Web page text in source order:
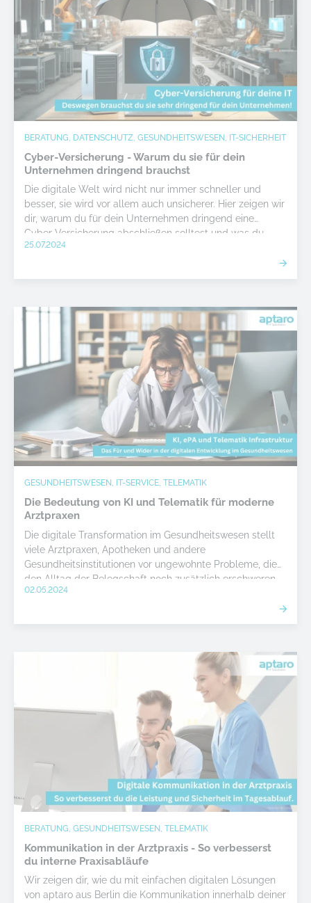
BERATUNG, DATENSCHUTZ, GESUNDHEITSWESEN, IT-SICHERHEIT
Cyber-Versicherung - Warum du sie für dein
Unternehmen dringend brauchst
Die digitale Welt wird nicht nur immer schneller und
besser, sie wird vor allem auch unsicherer. Hier zeigen wir
dir, warum du für dein Unternehmen dringend eine
Cyber-Versicherung abschließen solltest und was du
dabei zu beachten hast.
25.07.2024
GESUNDHEITSWESEN, IT-SERVICE, TELEMATIK
Die Bedeutung von KI und Telematik für moderne
Arztpraxen
Die digitale Transformation im Gesundheitswesen stellt
viele Arztpraxen, Apotheken und andere
Gesundheitsinstitutionen vor ungewohnte Probleme, die
den Alltag der Belegschaft noch zusätzlich erschweren
können. Der Einsatz der künstlichen Intelligenz könnte
eine immense Effizienzsteigerung bedeuten. Doch ist das
wirklich so gut? Wir zeigen Vor- und Nachteile auf.
02.05.2024
BERATUNG, GESUNDHEITSWESEN, TELEMATIK
Kommunikation in der Arztpraxis - So verbesserst
du interne Praxisabläufe
Wir zeigen dir, wie du mit einfachen digitalen Lösungen
von aptaro aus Berlin die Kommunikation innerhalb deiner